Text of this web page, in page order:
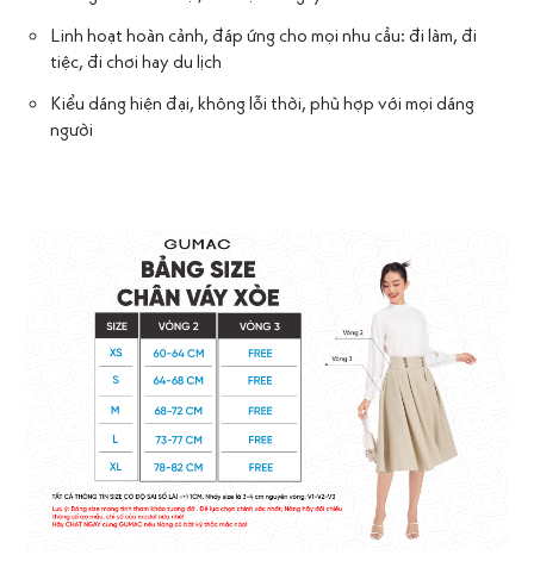
Linh hoạt hoàn cảnh, đáp ứng cho mọi nhu cầu: đi làm, đi
tiệc, đi chơi hay du lịch
Kiểu dáng hiện đại, không lỗi thời, phù hợp với mọi dáng
người